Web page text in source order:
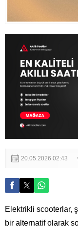
20.05.2026 02:43
Elektrikli scooterlar,
bir alternatif olarak